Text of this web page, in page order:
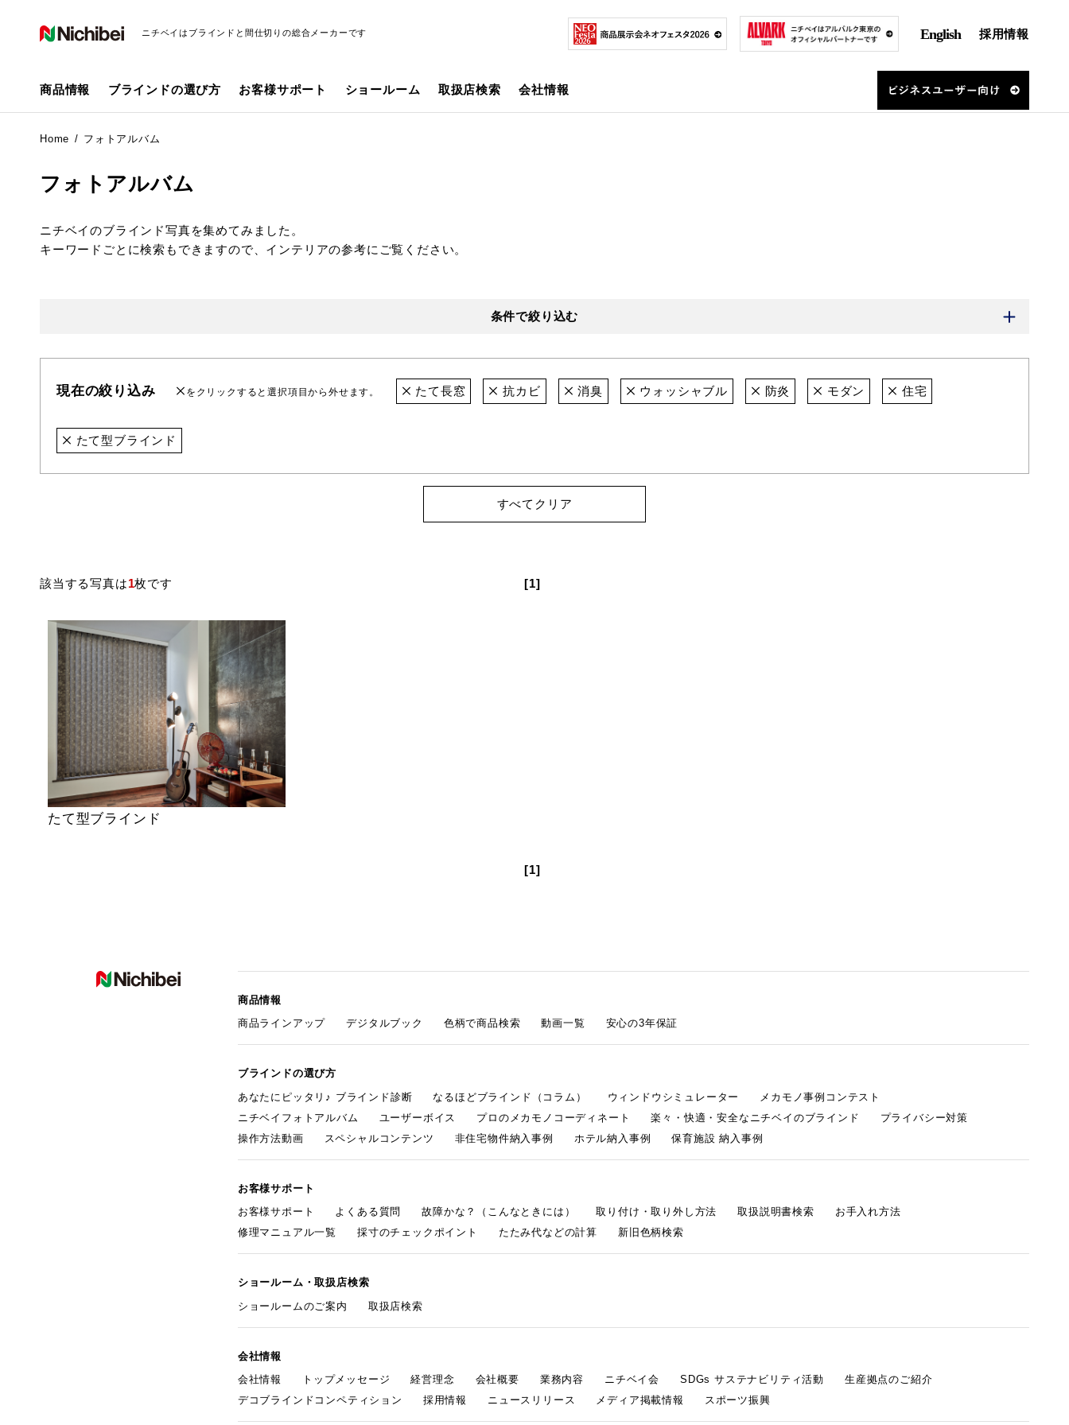
ニチベイはブラインドと間仕切りの総合メーカーです English 採用情報
商品情報 ブラインドの選び方 お客様サポート ショールーム 取扱店検索 会社情報
Home フォトアルバム
フォトアルバム
ニチベイのブラインド写真を集めてみました。
キーワードごとに検索もできますので、インテリアの参考にご覧ください。
条件で絞り込む
現在の絞り込み をクリックすると選択項目から外せます。 たて長窓 抗カビ 消臭 ウォッシャブル 防炎 モダン 住宅
たて型ブラインド
すべてクリア
該当する写真は1枚です [1]
たて型ブラインド
[1]
商品情報
商品ラインアップ
デジタルブック 色柄で商品検索 動画一覧 安心の3年保証
ブラインドの選び方
あなたにピッタリ♪ ブラインド診断
なるほどブラインド（コラム） ウィンドウシミュレーター
メカモノ事例コンテスト
ニチベイフォトアルバム
ユーザーボイス プロのメカモノコーディネート 楽々・快適・安全なニチベイのブラインド
プライバシー対策
操作方法動画
スペシャルコンテンツ 非住宅物件納入事例 ホテル納入事例 保育施設 納入事例
お客様サポート
お客様サポート
よくある質問 故障かな？（こんなときには） 取り付け・取り外し方法 取扱説明書検索
お手入れ方法
修理マニュアル一覧
採寸のチェックポイント たたみ代などの計算 新旧色柄検索
ショールーム・取扱店検索
ショールームのご案内
取扱店検索
会社情報
会社情報
トップメッセージ 経営理念 会社概要 業務内容 ニチベイ会 SDGs サステナビリティ活動
生産拠点のご紹介
デコブラインドコンペティション
採用情報 ニュースリリース メディア掲載情報 スポーツ振興